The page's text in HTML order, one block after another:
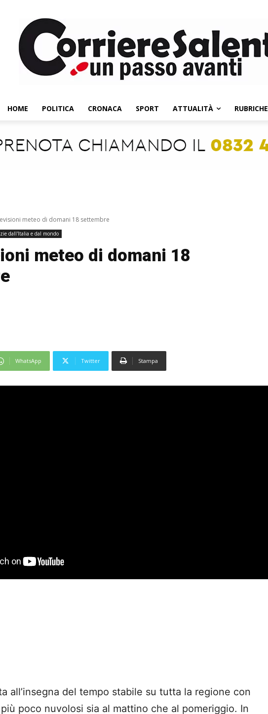
HOME POLITICA CRONACA SPORT ATTUALITÀ RUBRICHE
meteo di domani 18 settembre
dall'Italia e dal mondo
meteo di domani 18
WhatsApp Twitter Stampa
all’insegna del tempo stabile su tutta la regione con
poco nuvolosi sia al mattino che al pomeriggio. In